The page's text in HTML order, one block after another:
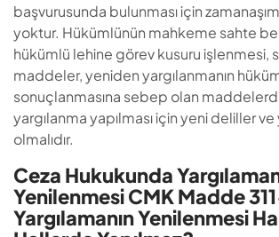
başvurusunda bulunması için
yoktur. Hükümlünün mahkeme sahte
hükümlü lehine görev kusuru işlenmesi,
maddeler, yeniden yargılanmanın
sonuçlanmasına sebep olan
yargılanma yapılması için yeni deliller
olmalıdır.
Ceza Hukukunda
Yenilenmesi CMK Madde
Yargılamanın Yenilenmesi